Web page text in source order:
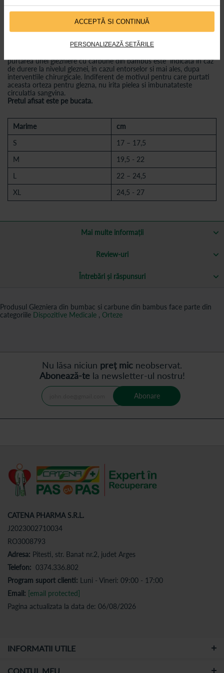
ACCEPTĂ SI CONTINUĂ
PERSONALIZEAZĂ SETĂRILE
In ce situatii trebuie sa purtam orteze pentru glezna
Glezniera din bumbac tratata cu carbune din bambus este
primul rand recomandam orteza pentru glezna persoanelor active,
purtarea unei glezniere cu carbune din bambus este indicata in caz
de durere la nivelul gleznei, in cazul entorselor si mai ales, dupa
interventiile chirurgicale. Indiferent de motivul pentru care purtati
aceasta orteza pentru glezna, nu irita pielea si imbunatateste
circulatia sangvina.
Pretul afisat este pe bucata.
Marime
cm
S
17 – 17,5
M
19,5 - 22
L
22 – 24,5
XL
24,5 - 27
Mai multe informații
Review-uri
Întrebări și răspunsuri
Produsul Glezniera din bumbac si carbune din bambus face parte din
categoriile Dispozitive Medicale , Orteze
Nu lăsa niciun preț mic neobservat.
Abonează-tela newsletter-ul nostru!
Abonare
CATENA PHARMA S.R.L.
J2023002710034
RO3008793
Adresa: Pitesti, str. Banat nr.2, judet Arges
Telefon: 0374.336.802
Program suport clienti: Luni - Vineri: 09:00 - 17:00
Email: [email protected]
Pagina actualizata la data de: 06/08/2026
INFORMATII UTILE
CONTUL MEU